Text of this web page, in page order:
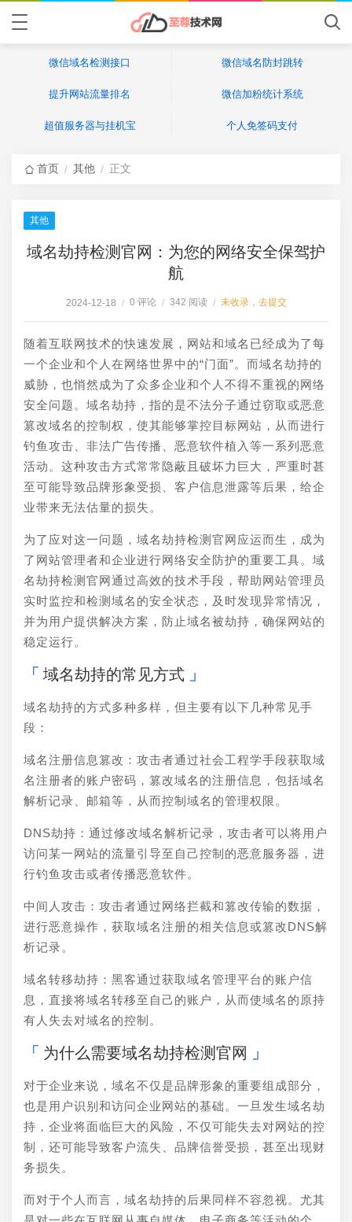
微信域名检测接口 微信域名防封跳转
提升网站流量排名 微信加粉统计系统
超值服务器与挂机宝 个人免签码支付
首页 / 其他 / 正文
其他
域名劫持检测官网：为您的网络安全保驾护
航
2024-12-18 / 0 评论 / 342 阅读 / 未收录，去提交
随着互联网技术的快速发展，网站和域名已经成为了每
一个企业和个人在网络世界中的“门面”。而域名劫持的
威胁，也悄然成为了众多企业和个人不得不重视的网络
安全问题。域名劫持，指的是不法分子通过窃取或恶意
篡改域名的控制权，使其能够掌控目标网站，从而进行
钓鱼攻击、非法广告传播、恶意软件植入等一系列恶意
活动。这种攻击方式常常隐蔽且破坏力巨大，严重时甚
至可能导致品牌形象受损、客户信息泄露等后果，给企
业带来无法估量的损失。
为了应对这一问题，域名劫持检测官网应运而生，成为
了网站管理者和企业进行网络安全防护的重要工具。域
名劫持检测官网通过高效的技术手段，帮助网站管理员
实时监控和检测域名的安全状态，及时发现异常情况，
并为用户提供解决方案，防止域名被劫持，确保网站的
稳定运行。
域名劫持的常见方式
域名劫持的方式多种多样，但主要有以下几种常见手
段：
域名注册信息篡改：攻击者通过社会工程学手段获取域
名注册者的账户密码，篡改域名的注册信息，包括域名
解析记录、邮箱等，从而控制域名的管理权限。
DNS劫持：通过修改域名解析记录，攻击者可以将用户
访问某一网站的流量引导至自己控制的恶意服务器，进
行钓鱼攻击或者传播恶意软件。
中间人攻击：攻击者通过网络拦截和篡改传输的数据，
进行恶意操作，获取域名注册的相关信息或篡改DNS解
析记录。
域名转移劫持：黑客通过获取域名管理平台的账户信
息，直接将域名转移至自己的账户，从而使域名的原持
有人失去对域名的控制。
为什么需要域名劫持检测官网
对于企业来说，域名不仅是品牌形象的重要组成部分，
也是用户识别和访问企业网站的基础。一旦发生域名劫
持，企业将面临巨大的风险，不仅可能失去对网站的控
制，还可能导致客户流失、品牌信誉受损，甚至出现财
务损失。
而对于个人而言，域名劫持的后果同样不容忽视。尤其